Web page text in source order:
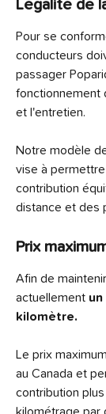
Légalité de
Pour se
conducteurs
passager
fonctionnement
et l'entretien.
Notre modèle
vise à
contribution
distance et des
Prix
Afin de
actuellement
kilomètre.
Le prix
au Canada et
contribution